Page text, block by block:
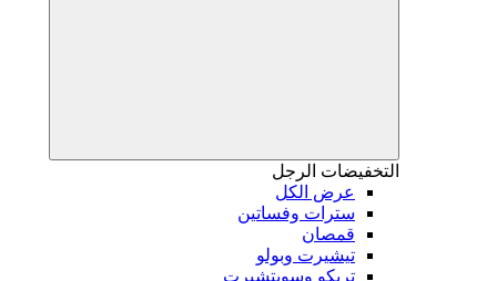
التخفيضات الرجل
عرض الكل
سترات وفساتين
قمصان
تيشيرت وبولو
تريكو وسويتشيرت